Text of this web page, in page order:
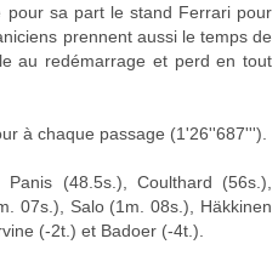
sa part le stand Ferrari pour
prennent aussi le temps de
au redémarrage et perd en tout
à chaque passage (1'26''687''').
(48.5s.), Coulthard (56s.),
07s.), Salo (1m. 08s.), Häkkinen
(-2t.) et Badoer (-4t.).